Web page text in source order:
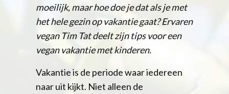
moeilijk, maar hoe doe je dat als je met
het hele gezin op vakantie gaat? Ervaren
vegan Tim Tat deelt zijn tips voor een
vegan vakantie met kinderen.
Vakantie is de periode waar iedereen
naar uit kijkt. Niet alleen de